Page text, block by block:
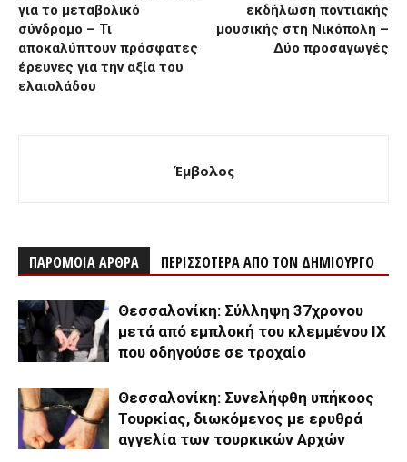
για το μεταβολικό
σύνδρομο – Τι
αποκαλύπτουν πρόσφατες
έρευνες για την αξία του
ελαιολάδου
εκδήλωση ποντιακής
μουσικής στη Νικόπολη –
Δύο προσαγωγές
Έμβολος
ΠΑΡΟΜΟΙΑ ΑΡΘΡΑ ΠΕΡΙΣΣΟΤΕΡΑ ΑΠΟ ΤΟΝ ΔΗΜΙΟΥΡΓΟ
Θεσσαλονίκη: Σύλληψη 37χρονου
μετά από εμπλοκή του κλεμμένου ΙΧ
που οδηγούσε σε τροχαίο
Θεσσαλονίκη: Συνελήφθη υπήκοος
Τουρκίας, διωκόμενος με ερυθρά
αγγελία των τουρκικών Αρχών